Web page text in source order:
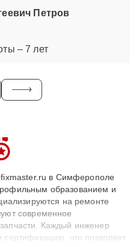
Петров
– 7 лет
в Симферополе
образованием и
на ремонте
современное
Каждый инженер
сертификацию, что позволяет